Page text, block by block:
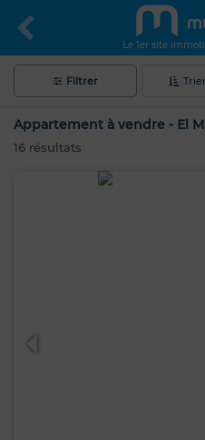
Le 1er site
Filtrer Trier
Appartement à vendre - El
16 résultats